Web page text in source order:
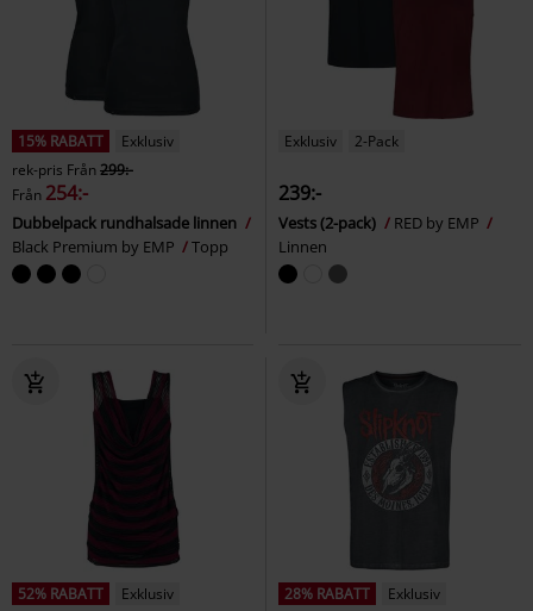
15% RABATT
Exklusiv
rek-pris Från299:-
Från 254:-
Dubbelpack rundhalsade linnen
Black Premium by EMP
Topp
Exklusiv 2-Pack
239:-
Vests (2-pack)
RED by EMP
Linnen
52% RABATT
Exklusiv
28% RABATT
Exklusiv